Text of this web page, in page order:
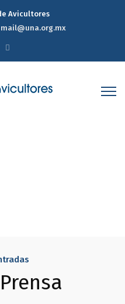
Avicultores
mail@una.org.mx